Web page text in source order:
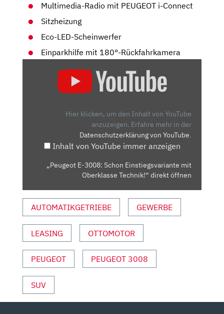
Multimedia-Radio mit PEUGEOT i-Connect
Sitzheizung
Eco-LED-Scheinwerfer
Einparkhilfe mit 180°-Rückfahrkamera
EINSTIEGSVARIANTE
TECHNIK!“
Hier klicken, um den Inhalt von YouTube
anzuzeigen. Erfahre mehr in der
Datenschutzerklärung von YouTube.
Inhalt von YouTube immer anzeigen
„Peugeot E-3008: Schon Einstiegsvariante mit
Oberklasse Technik!“ direkt öffnen
AUTOMATIKGETRIEBE GEWERBE
LEASING OTTOMOTOR
PEUGEOT PEUGEOT 3008
SUV